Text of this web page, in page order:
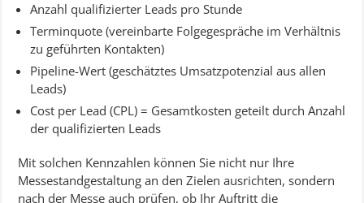
Anzahl qualifizierter Leads pro Stunde
Terminquote (vereinbarte Folgegespräche im Verhältnis
zu geführten Kontakten)
Pipeline-Wert (geschätztes Umsatzpotenzial aus allen
Leads)
Cost per Lead (CPL) = Gesamtkosten geteilt durch Anzahl
der qualifizierten Leads
Mit solchen Kennzahlen können Sie nicht nur Ihre
Messestandgestaltung an den Zielen ausrichten, sondern
nach der Messe auch prüfen, ob Ihr Auftritt die